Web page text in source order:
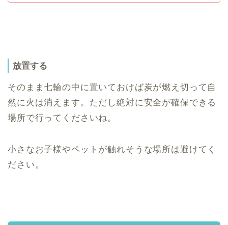
放置する
そのまま七輪の中に置いておけば炭が燃え切って自
然に火は消えます。ただし絶対に安全が確保できる
場所で行ってくださいね。
小さなお子様やペットが触れそうな場所は避けてく
ださい。